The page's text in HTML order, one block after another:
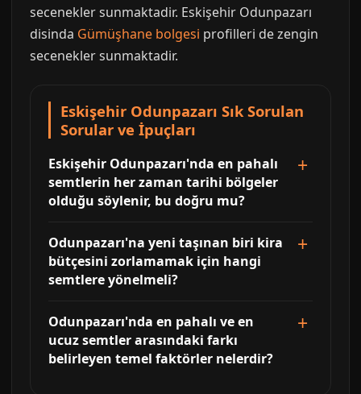
secenekler sunmaktadir. Eskişehir Odunpazarı
disinda Gümüşhane bolgesi profilleri de zengin
secenekler sunmaktadir.
Eskişehir Odunpazarı Sık Sorulan
Sorular ve İpuçları
Eskişehir Odunpazarı'nda en pahalı
semtlerin her zaman tarihi bölgeler
olduğu söylenir, bu doğru mu?
Odunpazarı'na yeni taşınan biri kira
bütçesini zorlamamak için hangi
semtlere yönelmeli?
Odunpazarı'nda en pahalı ve en
ucuz semtler arasındaki farkı
belirleyen temel faktörler nelerdir?